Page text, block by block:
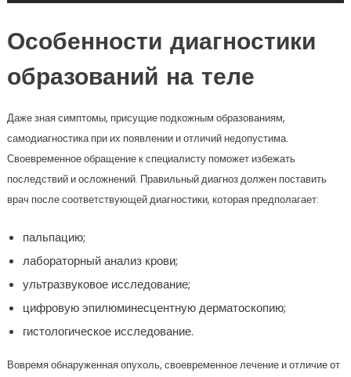
Особенности диагностики
образований на теле
Даже зная симптомы, присущие подкожным образованиям,
самодиагностика при их появлении и отличий недопустима.
Своевременное обращение к специалисту поможет избежать
последствий и осложнений. Правильный диагноз должен поставить
врач после соответствующей диагностики, которая предполагает:
пальпацию;
лабораторный анализ крови;
ультразвуковое исследование;
цифровую эпилюминесцентную дерматоскопию;
гистологическое исследование.
Вовремя обнаруженная опухоль, своевременное лечение и отличие от